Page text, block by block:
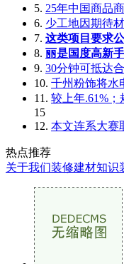
5. 25年中国商品
6. 少工地因期待
7. 这类项目要求
8. 丽是国度高新
9. 30分钟可抵达
10. 千州粉饰将水
11. 较上年.61%
15
12. 本文连系大赛
热点推荐
关于我们装修建材知识